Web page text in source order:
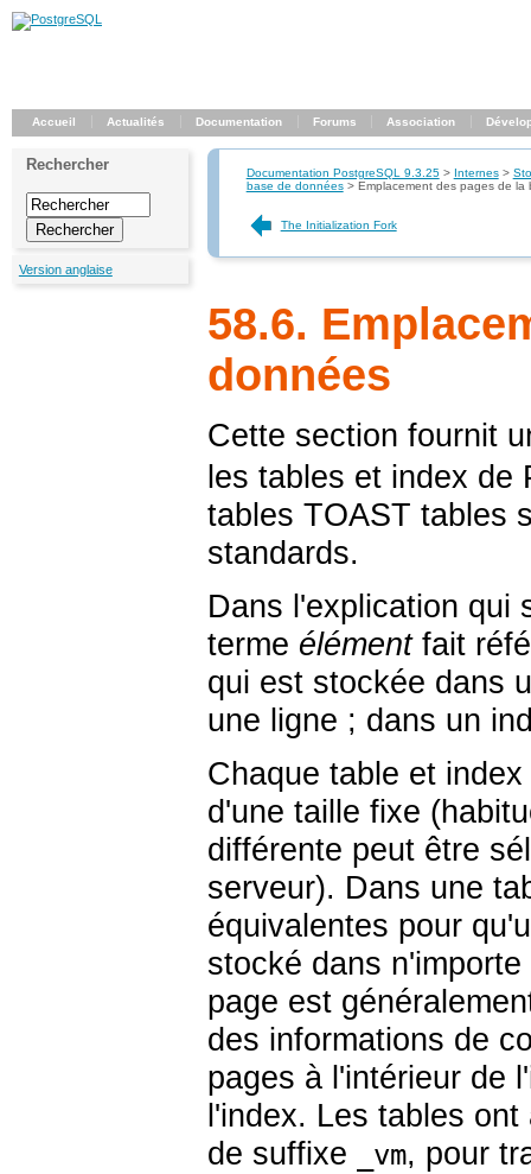
Accueil Actualités Documentation Forums Association
Rechercher
Version anglaise
Documentation PostgreSQL 9.3.25> Internes>
base de données> Emplacement des pages de la
The Initialization Fork
58.6.
données
Cette section fournit
les tables et index de
tables TOAST tables
standards.
Dans l'explication qui
terme élémentfait
qui est stockée dans
une ligne ; dans un
Chaque table et
d'une taille fixe
différente peut être
serveur). Dans une
équivalentes pour
stocké dans
page est
des informations de
pages à l'intérieur de
l'index. Les tables
de suffixe
_vm, pour